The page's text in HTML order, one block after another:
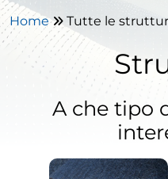
Home Tutte le
A che tipo